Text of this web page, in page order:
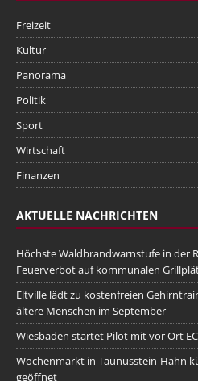
Freizeit
Kultur
Panorama
Politik
Sport
Wirtschaft
Finanzen
AKTUELLE NACHRICHTEN
Höchste Waldbrandwarnstufe in der
Feuerverbot auf kommunalen
Eltville lädt zu kostenfreien
ältere Menschen im September
Wiesbaden startet Pilot mit vor Ort
Wochenmarkt in Taunusstein-Hahn
geöffnet